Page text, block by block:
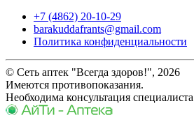
+7 (4862) 20-10-29
barakuddafrants@gmail.com
Политика конфиденциальности
© Сеть аптек "Всегда здоров!", 2026
Имеются противопоказания.
Необходима консультация специалиста